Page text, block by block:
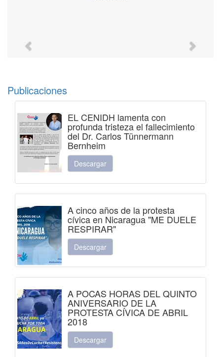
Previous Next
Publicaciones
EL CENIDH lamenta con
profunda tristeza el fallecimiento
del Dr. Carlos Tünnermann
Bernheim
Descargar
A cinco años de la protesta
cívica en Nicaragua "ME DUELE
RESPIRAR"
Descargar
A POCAS HORAS DEL QUINTO
ANIVERSARIO DE LA
PROTESTA CÍVICA DE ABRIL
2018
Descargar